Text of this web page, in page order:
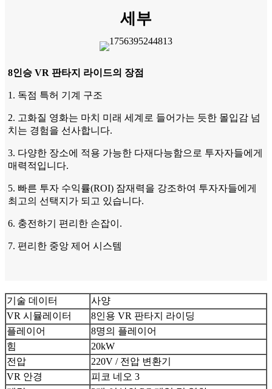
세부
8인승 VR 판타지 라이드의 장점
1. 독점 특허 기계 구조
2. 고화질 영화는 마치 미래 세계로 들어가는 듯한 몰입감 넘
치는 경험을 선사합니다.
3. 다양한 장소에 적용 가능한 다재다능함으로 투자자들에게
매력적입니다.
5. 빠른 투자 수익률(ROI) 잠재력을 강조하여 투자자들에게
최고의 선택지가 되고 있습니다.
6. 충전하기 편리한 손잡이.
7. 편리한 중앙 제어 시스템
기술 데이터
사양
VR 시뮬레이터
8인용 VR 판타지 라이딩
플레이어
8명의 플레이어
힘
20kW
전압
220V / 전압 변환기
VR 안경
피코 네오 3